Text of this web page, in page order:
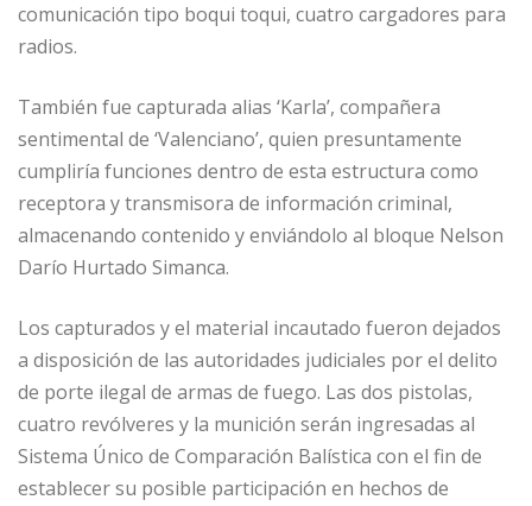
comunicación tipo boqui toqui, cuatro cargadores para
radios.
También fue capturada alias ‘Karla’, compañera
sentimental de ‘Valenciano’, quien presuntamente
cumpliría funciones dentro de esta estructura como
receptora y transmisora de información criminal,
almacenando contenido y enviándolo al bloque Nelson
Darío Hurtado Simanca.
Los capturados y el material incautado fueron dejados
a disposición de las autoridades judiciales por el delito
de porte ilegal de armas de fuego. Las dos pistolas,
cuatro revólveres y la munición serán ingresadas al
Sistema Único de Comparación Balística con el fin de
establecer su posible participación en hechos de